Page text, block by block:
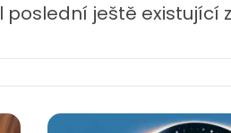
ještě existující
A